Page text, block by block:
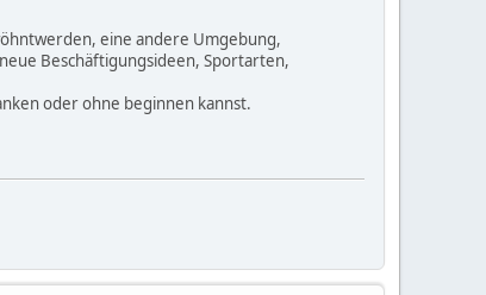
eine andere Umgebung,
Beschäftigungsideen, Sportarten,
oder ohne beginnen kannst.